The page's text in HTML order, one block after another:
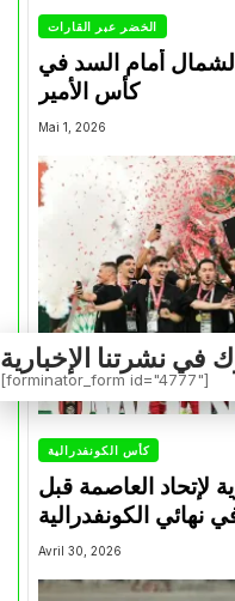
الخضر عبر القارات
أمام السد في
كأس الأمير
Mai 1, 2026
كأس الكونفدرالية
لإتحاد العاصمة قبل
نهائي الكونفدرالية
Avril 30, 2026
[forminator_form id="4777"]